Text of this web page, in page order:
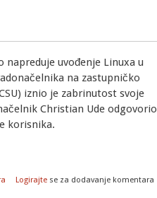
napreduje uvođenje Linuxa u
na zastupničko
iznio je zabrinutost svoje
Christian Ude odgovorio
korisnika.
uspješno prelazi na Linux
Logirajte se za dodavanje komentara